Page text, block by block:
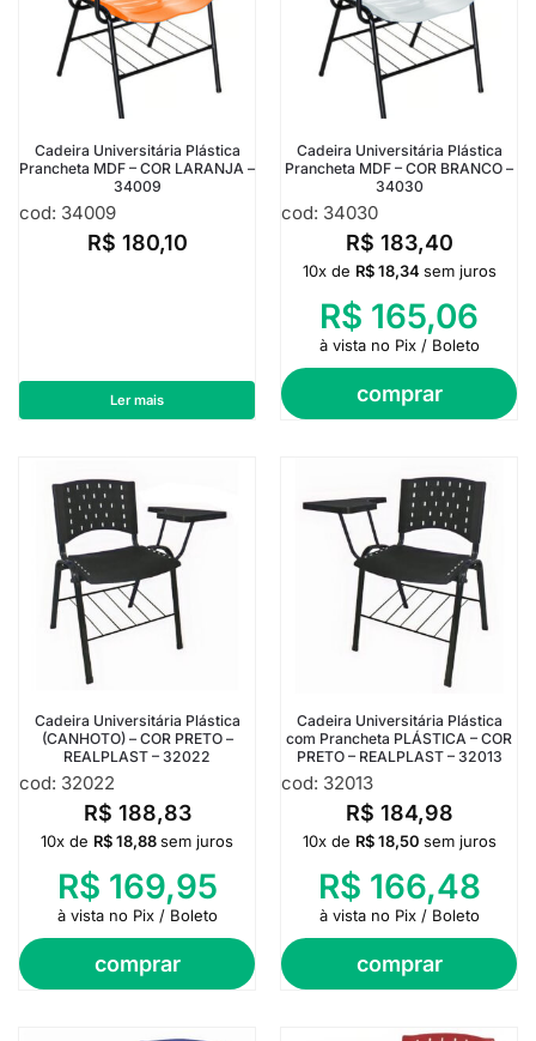
Cadeira Universitária Plástica
Prancheta MDF – COR LARANJA –
34009
cod: 34009
R$ 180,10
Ler mais
Cadeira Universitária Plástica
Prancheta MDF – COR BRANCO –
34030
cod: 34030
R$ 183,40
comprar
10x de R$18,34 sem juros
R$ 165,06
à vista no Pix / Boleto
Cadeira Universitária Plástica
(CANHOTO) – COR PRETO –
REALPLAST – 32022
cod: 32022
R$ 188,83
comprar
10x de R$18,88sem juros
R$ 169,95
à vista no Pix / Boleto
Cadeira Universitária Plástica
com Prancheta PLÁSTICA – COR
PRETO – REALPLAST – 32013
cod: 32013
R$ 184,98
comprar
10x de R$18,50 sem juros
R$ 166,48
à vista no Pix / Boleto